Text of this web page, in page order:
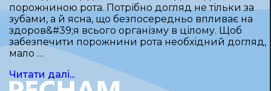
порожниною рота. Потрібно догляд не тільки за
зубами, а й ясна, що безпосередньо впливає на
здоров&#39;я всього організму в цілому. Щоб
забезпечити порожнини рота необхідний догляд,
мало …
Читати далі...